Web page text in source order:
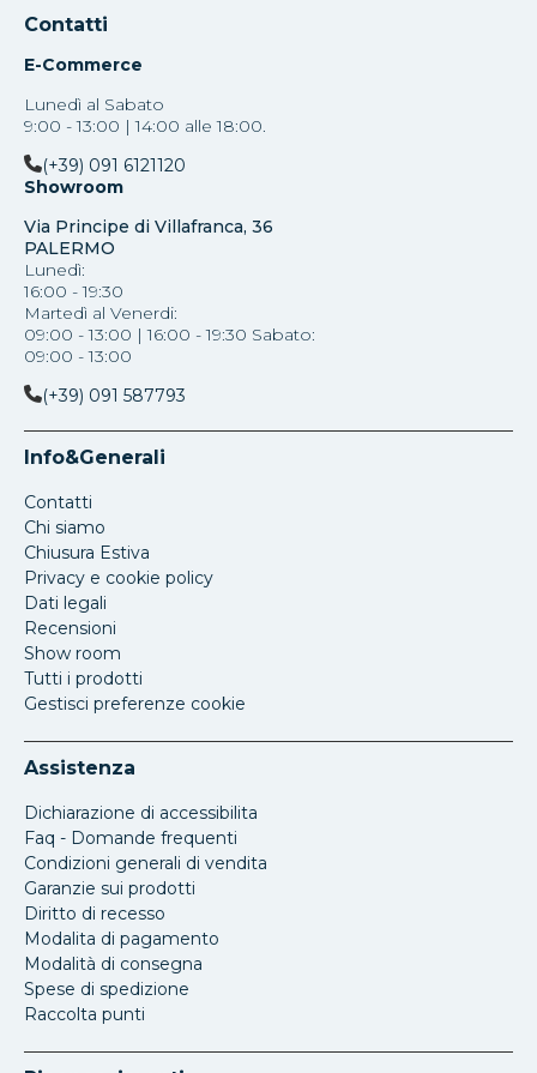
Contatti
E-Commerce
Lunedì al Sabato
9:00 - 13:00 | 14:00 alle 18:00.
(+39) 091 6121120
Showroom
Via Principe di Villafranca, 36
PALERMO
Lunedì:
16:00 - 19:30
Martedì al Venerdi:
09:00 - 13:00 | 16:00 - 19:30 Sabato:
09:00 - 13:00
(+39) 091 587793
Info&Generali
Contatti
Chi siamo
Chiusura Estiva
Privacy e cookie policy
Dati legali
Recensioni
Show room
Tutti i prodotti
Gestisci preferenze cookie
Assistenza
Dichiarazione di accessibilita
Faq - Domande frequenti
Condizioni generali di vendita
Garanzie sui prodotti
Diritto di recesso
Modalita di pagamento
Modalità di consegna
Spese di spedizione
Raccolta punti